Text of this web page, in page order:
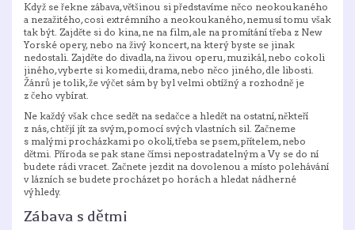
Když se řekne zábava, většinou si představíme něco neokoukaného
a nezažitého, cosi extrémního a neokoukaného, nemusí tomu však
tak být. Zajděte si do kina, ne na film, ale na promítání třeba z New
Yorské opery, nebo na živý koncert, na který byste se jinak
nedostali. Zajděte do divadla, na živou operu, muzikál, nebo cokoli
jiného, vyberte si komedii, drama, nebo něco jiného, dle libosti.
Žánrů je tolik, že výčet sám by byl velmi obtížný a rozhodně je
z čeho vybírat.
Ne každý však chce sedět na sedačce a hledět na ostatní, někteří
z nás, chtějí jít za svým, pomocí svých vlastních sil. Začneme
s malými procházkami po okolí, třeba se psem, přítelem, nebo
dětmi. Příroda se pak stane čímsi nepostradatelným a Vy se do ní
budete rádi vracet. Začnete jezdit na dovolenou a místo polehávání
v lázních se budete procházet po horách a hledat nádherné
výhledy.
Zábava s dětmi